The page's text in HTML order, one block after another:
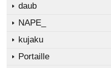
daub
NAPE_
kujaku
Portaille